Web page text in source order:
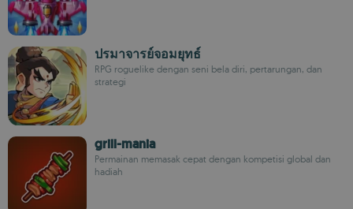
ปรมาจารย์จอมยุทธ์
RPG roguelike dengan seni bela diri, pertarungan, dan
strategi
grill-mania
Permainan memasak cepat dengan kompetisi global dan
hadiah